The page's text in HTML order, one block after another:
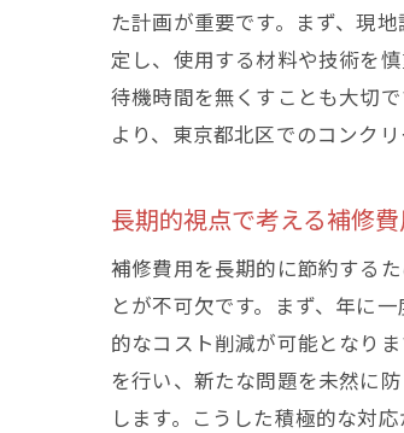
た計画が重要です。まず、現
定し、使用する材料や技術を
待機時間を無くすことも大切
より、東京都北区でのコンク
長期的視点で考える補修
補修費用を長期的に節約する
とが不可欠です。まず、年に
的なコスト削減が可能となり
を行い、新たな問題を未然に
します。こうした積極的な対